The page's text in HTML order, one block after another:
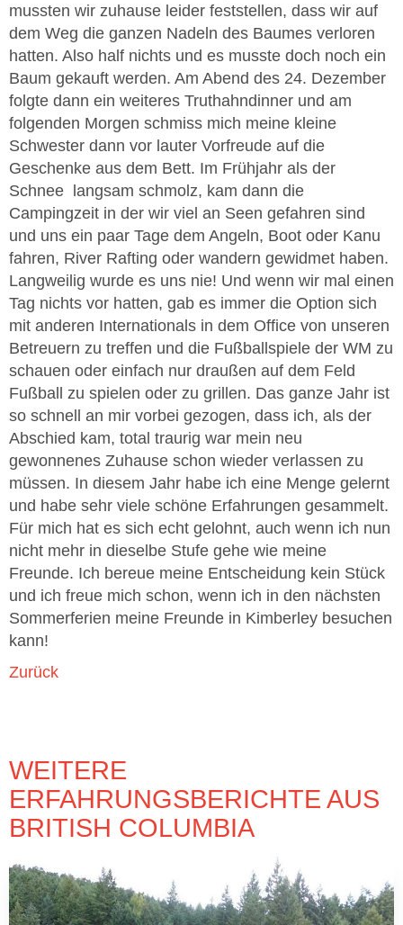
mussten wir zuhause leider feststellen, dass wir auf
dem Weg die ganzen Nadeln des Baumes verloren
hatten. Also half nichts und es musste doch noch ein
Baum gekauft werden. Am Abend des 24. Dezember
folgte dann ein weiteres Truthahndinner und am
folgenden Morgen schmiss mich meine kleine
Schwester dann vor lauter Vorfreude auf die
Geschenke aus dem Bett. Im Frühjahr als der
Schnee langsam schmolz, kam dann die
Campingzeit in der wir viel an Seen gefahren sind
und uns ein paar Tage dem Angeln, Boot oder Kanu
fahren, River Rafting oder wandern gewidmet haben.
Langweilig wurde es uns nie! Und wenn wir mal einen
Tag nichts vor hatten, gab es immer die Option sich
mit anderen Internationals in dem Office von unseren
Betreuern zu treffen und die Fußballspiele der WM zu
schauen oder einfach nur draußen auf dem Feld
Fußball zu spielen oder zu grillen. Das ganze Jahr ist
so schnell an mir vorbei gezogen, dass ich, als der
Abschied kam, total traurig war mein neu
gewonnenes Zuhause schon wieder verlassen zu
müssen. In diesem Jahr habe ich eine Menge gelernt
und habe sehr viele schöne Erfahrungen gesammelt.
Für mich hat es sich echt gelohnt, auch wenn ich nun
nicht mehr in dieselbe Stufe gehe wie meine
Freunde. Ich bereue meine Entscheidung kein Stück
und ich freue mich schon, wenn ich in den nächsten
Sommerferien meine Freunde in Kimberley besuchen
kann!
Zurück
WEITERE
ERFAHRUNGSBERICHTE AUS
BRITISH COLUMBIA